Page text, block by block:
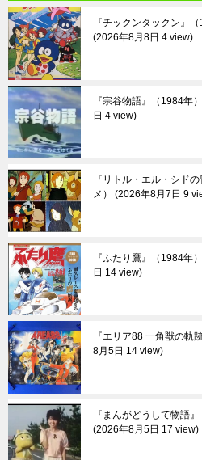
『チックンタックン』
2026年8月8日 4 view
『宗谷物語』（1984年
日 4 view
『リトル・エル・シド
メ）
2026年8月7日 9
『ふたり鷹』（1984年
日 14 view
『エリア88 一角獣の軌
8月5日 14 view
『まんがどうして物語
2026年8月5日 17 view